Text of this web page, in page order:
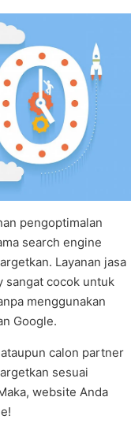
pengoptimalan
search engine
Layanan jasa
sangat cocok untuk
menggunakan
Google.
calon partner
sesuai
website Anda